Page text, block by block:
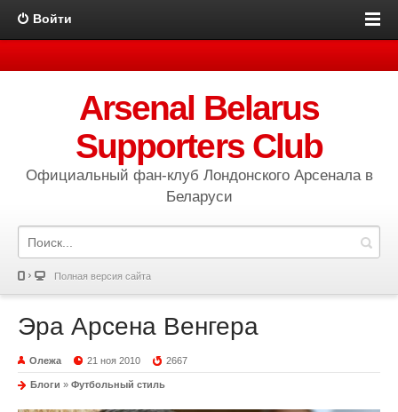
Войти
Arsenal Belarus
Supporters Club
Официальный фан-клуб Лондонского Арсенала в
Беларуси
Полная версия сайта
Эра Арсена Венгера
Олежа 21 ноя 2010 2667
Блоги » Футбольный стиль